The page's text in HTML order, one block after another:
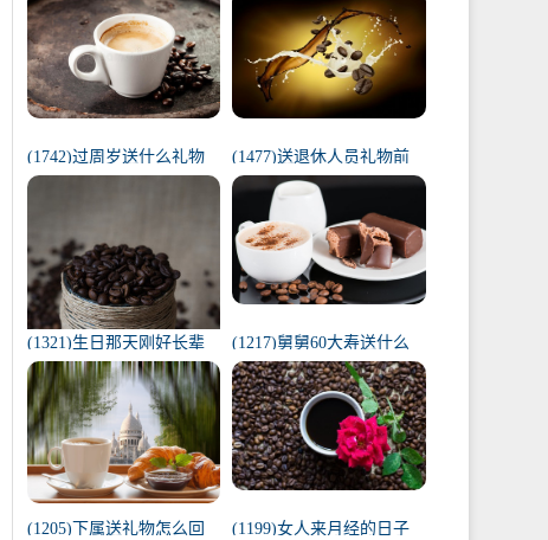
(1742)过周岁送什么礼物
好（1岁宝宝礼物排行榜）
(1477)送退休人员礼物前
十件排名（工会退休纪念
品范围）
(1321)生日那天刚好长辈
去世（父亲在我生日去世
意味着）
(1217)舅舅60大寿送什么
礼物（舅舅60岁十大最佳
礼物排行榜）
(1205)下属送礼物怎么回
(1199)女人来月经的日子